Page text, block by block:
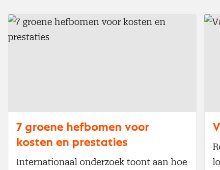
7 groene hefbomen voor
kosten en prestaties
Internationaal onderzoek toont aan hoe